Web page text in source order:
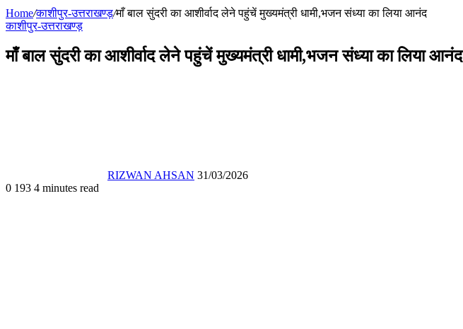
Home/काशीपुर-उत्तराखण्ड़/माँ बाल सुंदरी का आशीर्वाद लेने पहुंचें मुख्यमंत्री धामी,भजन संध्या का लिया आनंद
काशीपुर-उत्तराखण्ड़
माँ बाल सुंदरी का आशीर्वाद लेने पहुंचें मुख्यमंत्री धामी,भजन संध्या का लिया आनंद
RIZWAN AHSAN 31/03/2026
0 193 4 minutes read